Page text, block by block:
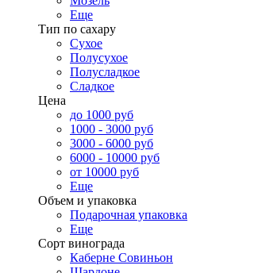
Еще
Тип по сахару
Сухое
Полусухое
Полусладкое
Сладкое
Цена
до 1000 руб
1000 - 3000 руб
3000 - 6000 руб
6000 - 10000 руб
от 10000 руб
Еще
Объем и упаковка
Подарочная упаковка
Еще
Сорт винограда
Каберне Совиньон